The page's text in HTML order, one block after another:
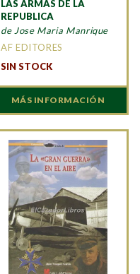
LAS ARMAS DE LA
REPUBLICA
de Jose Maria Manrique
AF EDITORES
SIN STOCK
MÁS INFORMACIÓN